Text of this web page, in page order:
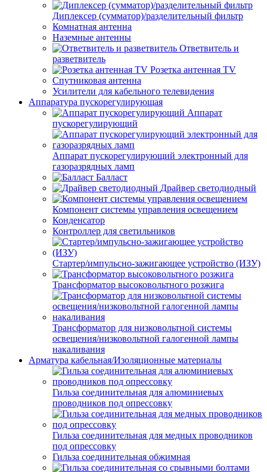
Диплексер (сумматор)/разделительный фильтр
Комнатная антенна
Наземные антенны
Ответвитель и
разветвитель
Розетка антенная TV
Спутниковая антенна
Усилители для кабельного телевидения
Аппаратура пускорегулирующая
Аппарат
пускорегулирующий
Аппарат пускорегулирующий электронный для
газоразрядных ламп
Балласт
Драйвер светодиодный
Компонент системы управления освещением
Конденсатор
Контроллер для светильников
Стартер/импульсно-зажигающее устройство (ИЗУ)
Трансформатор высоковольтного розжига
Трансформатор для низковольтной системы
освещения/низковольтной галогенной лампы
накаливания
Арматура кабельная/Изоляционные материалы
Гильза соединительная для алюминиевых
проводников под опрессовку
Гильза соединительная для медных проводников
под опрессовку
Гильза соединительная обжимная